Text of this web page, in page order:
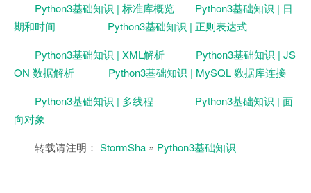
Python3基础知识 | 标准库概览
Python3基础知识 | 日
期和时间
Python3基础知识 | 正则表达式
Python3基础知识 | XML解析
Python3基础知识 | JS
ON 数据解析
Python3基础知识 | MySQL 数据库连接
Python3基础知识 | 多线程
Python3基础知识 | 面
向对象
转载请注明： StormSha » Python3基础知识